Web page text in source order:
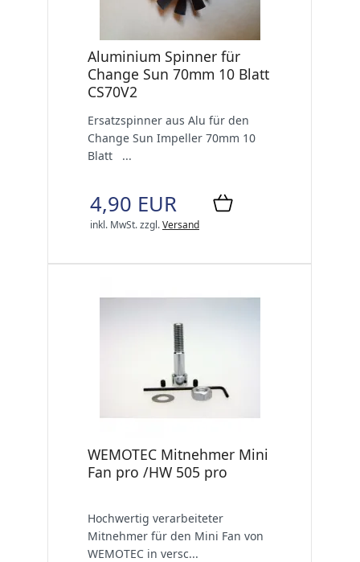
Aluminium Spinner für
Change Sun 70mm 10 Blatt
CS70V2
Ersatzspinner aus Alu für den
Change Sun Impeller 70mm 10
Blatt ...
4,90 EUR
inkl. MwSt.zzgl.Versand
WEMOTEC Mitnehmer Mini
Fan pro /HW 505 pro
Hochwertig verarbeiteter
Mitnehmer für den Mini Fan von
WEMOTEC in versc...